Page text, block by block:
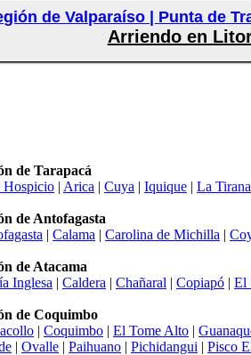
de Valparaíso | Punta de
Arriendo en
de Tarapacá
| Arica | Cuya | Iquique | La Tirana
de Antofagasta
| Calama | Carolina de Michilla |
de Atacama
Inglesa | Caldera | Chañaral | Copiapó | El
de Coquimbo
| Coquimbo | El Tome Alto |
| Ovalle | Paihuano | Pichidangui | Pisco